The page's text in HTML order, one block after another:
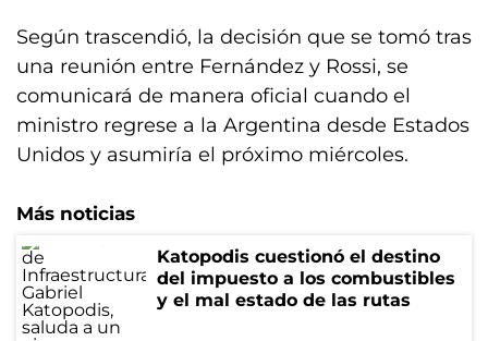
Según trascendió, la decisión que se tomó tras
una reunión entre Fernández y Rossi, se
comunicará de manera oficial cuando el
ministro regrese a la Argentina desde Estados
Unidos y asumiría el próximo miércoles.
Más noticias
Katopodis cuestionó el destino
del impuesto a los combustibles
y el mal estado de las rutas